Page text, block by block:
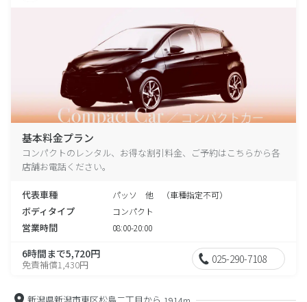
基本料金プラン
コンパクトのレンタル、お得な割引料金、ご予約はこちらから各
店舗お電話ください。
代表車種 パッソ 他 （車種指定不可）
ボディタイプ コンパクト
営業時間 08:00-20:00
6時間まで5,720円
免責補償1,430円 025-290-7108